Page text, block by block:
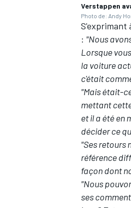
AUTRES
Verstappen
Photo de: Andy
S'exprimant
: "Nous
Lorsque
la voiture
c'était
"Mais était-
mettant
et il a été en
décider ce
"Ses retours
référence
façon dont
"Nous
ses